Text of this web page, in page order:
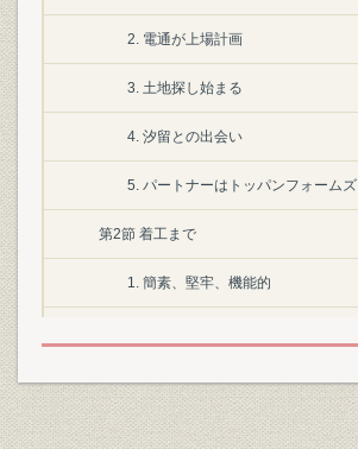
2. 電通が上場計画
3. 土地探し始まる
4. 汐留との出会い
5. パートナーはトッパンフォームズ
第2節 着工まで
1. 簡素、堅牢、機能的
3. 地上34階、地下4階
4. 汐留メディアタワーと命名